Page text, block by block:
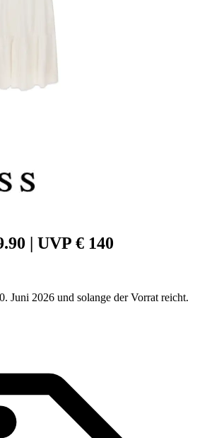
| UVP € 140
Juni 2026 und solange der Vorrat reicht.